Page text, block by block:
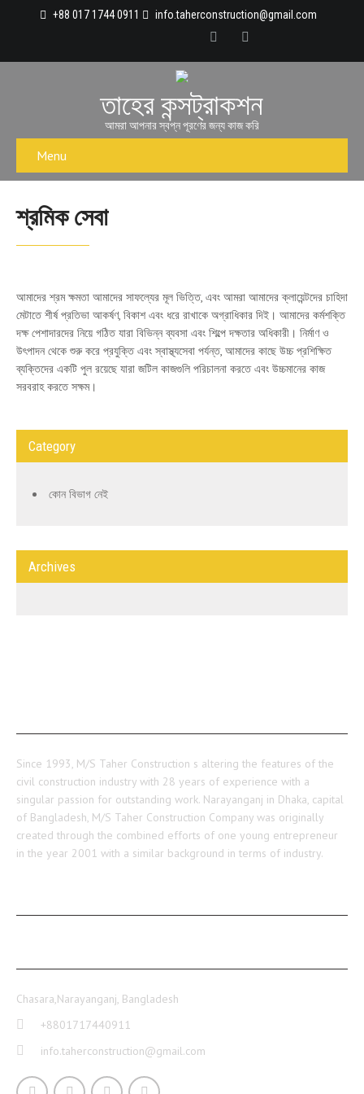
+88 017 1744 0911 info.taherconstruction@gmail.com
তাহের কন্সট্রাকশন
আমরা আপনার স্বপ্ন পূরণের জন্য কাজ করি
Menu
শ্রমিক সেবা
আমাদের শ্রম ক্ষমতা আমাদের সাফল্যের মূল ভিত্তি, এবং আমরা আমাদের ক্লায়েন্টদের চাহিদা
মেটাতে শীর্ষ প্রতিভা আকর্ষণ, বিকাশ এবং ধরে রাখাকে অগ্রাধিকার দিই। আমাদের কর্মশক্তি
দক্ষ পেশাদারদের নিয়ে গঠিত যারা বিভিন্ন ব্যবসা এবং শিল্পে দক্ষতার অধিকারী। নির্মাণ ও
উৎপাদন থেকে শুরু করে প্রযুক্তি এবং স্বাস্থ্যসেবা পর্যন্ত, আমাদের কাছে উচ্চ প্রশিক্ষিত
ব্যক্তিদের একটি পুল রয়েছে যারা জটিল কাজগুলি পরিচালনা করতে এবং উচ্চমানের কাজ
সরবরাহ করতে সক্ষম।
Category
কোন বিভাগ নেই
Archives
Since 1993, M/S Taher Construction s altering the features of the
civil construction industry with 28 years of experience with a
singular passion for outstanding work. Narayanganj in Dhaka, capital
of Bangladesh, M/S Taher Construction Company was originally
created through the combined efforts of one young entrepreneur
in the year 2001 with a similar background in terms of industry.
Chasara,Narayanganj, Bangladesh
+8801717440911
info.taherconstruction@gmail.com